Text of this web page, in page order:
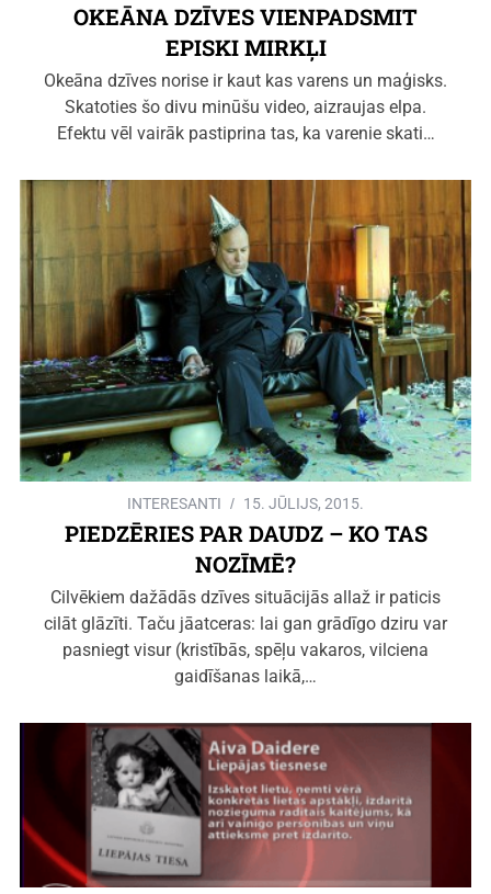
OKEĀNA DZĪVES VIENPADSMIT
EPISKI MIRKĻI
Okeāna dzīves norise ir kaut kas varens un maģisks.
Skatoties šo divu minūšu video, aizraujas elpa.
Efektu vēl vairāk pastiprina tas, ka varenie skati…
INTERESANTI 15. JŪLIJS, 2015.
PIEDZĒRIES PAR DAUDZ – KO TAS
NOZĪMĒ?
Cilvēkiem dažādās dzīves situācijās allaž ir paticis
cilāt glāzīti. Taču jāatceras: lai gan grādīgo dziru var
pasniegt visur (kristībās, spēļu vakaros, vilciena
gaidīšanas laikā,…